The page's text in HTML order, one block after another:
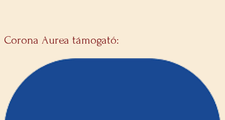
Corona Aurea támogató: